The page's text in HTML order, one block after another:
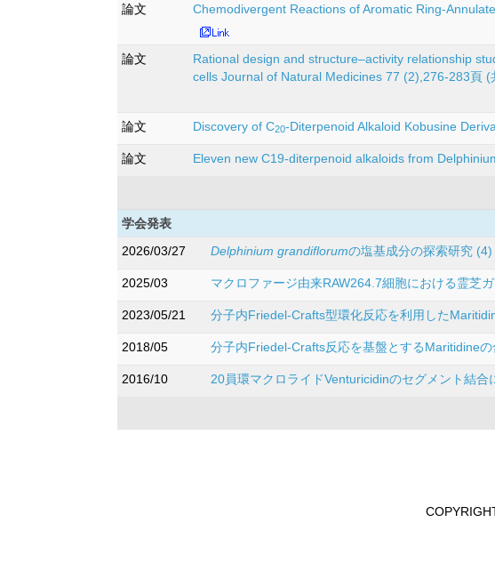
論文 Chemodivergent Reactions of Aromatic Ring-
論文 Rational design and structure–activity relationship
cells Journal of Natural Medicines 77 (2),276-283頁 (
論文 Discovery of C20-Diterpenoid Alkaloid Kobusine
論文 Eleven new C19-diterpenoid alkaloids from
学会発表
2026/03/27
Delphinium grandiflorumの塩基成分の探索研究
2025/03 マクロファージ由来RAW264.7細胞における霊芝
2023/05/21 分子内Friedel-Crafts型環化反応を利用した
2018/05 分子内Friedel-Crafts反応を基盤とするMaritidine
2016/10 20員環マクロライドVenturicidinのセグメント結